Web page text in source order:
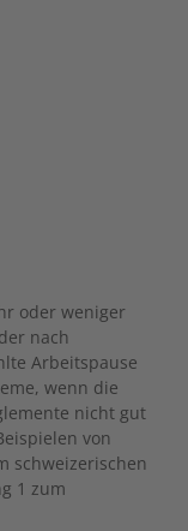
oder weniger
nach
Arbeitspause
wenn die
nicht gut
von
schweizerischen
1 zum